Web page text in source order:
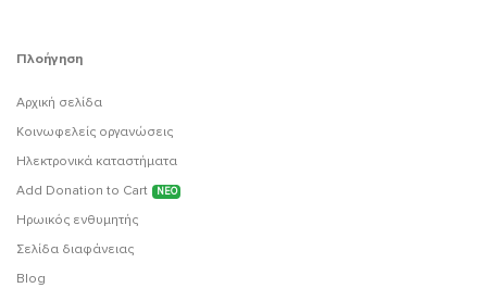
Πλοήγηση
Αρχική σελίδα
Κοινωφελείς οργανώσεις
Ηλεκτρονικά καταστήματα
Add Donation to Cart
ΝΕΟ
Ηρωικός ενθυμητής
Σελίδα διαφάνειας
Blog